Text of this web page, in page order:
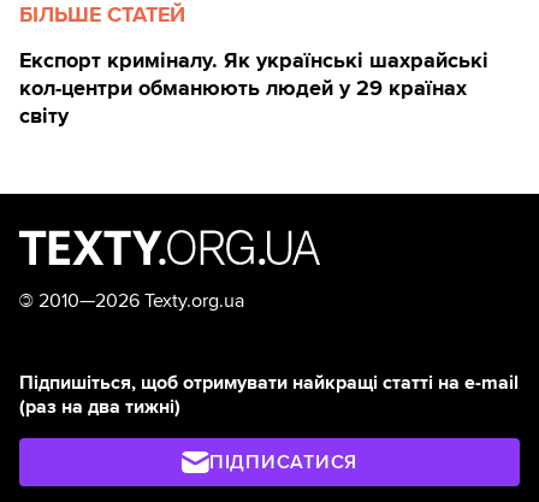
БІЛЬШЕ СТАТЕЙ
Експорт криміналу. Як українські шахрайські
кол-центри обманюють людей у 29 країнах
світу
© 2010—2026 Texty.org.ua
Підпишіться, щоб отримувати найкращі статті на e-mail
(раз на два тижні)
ПІДПИСАТИСЯ